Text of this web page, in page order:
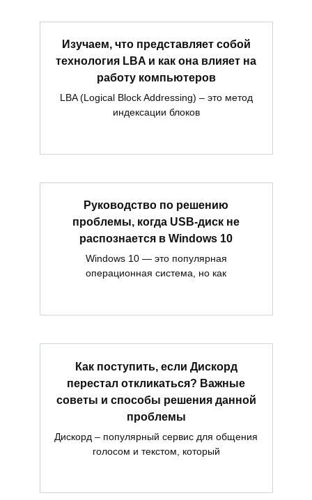
Изучаем, что представляет собой
технология LBA и как она влияет на
работу компьютеров
LBA (Logical Block Addressing) – это метод
индексации блоков
Руководство по решению
проблемы, когда USB-диск не
распознается в Windows 10
Windows 10 — это популярная
операционная система, но как
Как поступить, если Дискорд
перестал откликаться? Важные
советы и способы решения данной
проблемы
Дискорд – популярный сервис для общения
голосом и текстом, который